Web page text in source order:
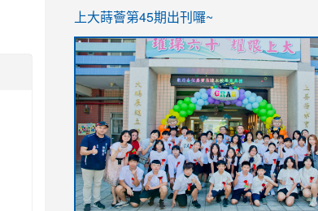
ink
https://sites.google.com/stes.tyc.edu.tw/
link
https://sites.google.com/stes.tyc.edu.tw/
上大蒔薈第45期出刊囉~